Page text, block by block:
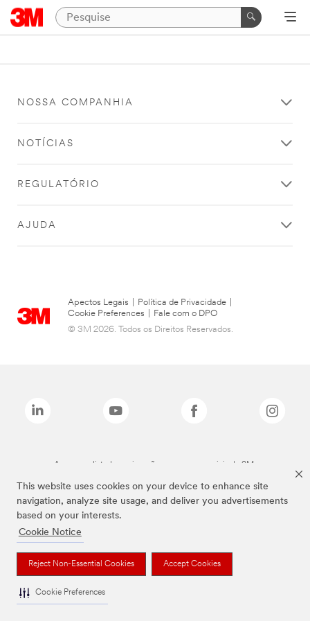
This website uses cookies on your device to enhance site
navigation, analyze site usage, and deliver you advertisements
based on your interests.
Cookie Notice
Reject Non-Essential Cookies Accept Cookies
Cookie Preferences
NOSSA COMPANHIA
NOTÍCIAS
REGULATÓRIO
AJUDA
Apectos Legais Política de Privacidade
Cookie Preferences
Fale com o DPO
© 3M 2026. Todos os Direitos Reservados.
As marcas listadas a cima são marcas comerciais da 3M.